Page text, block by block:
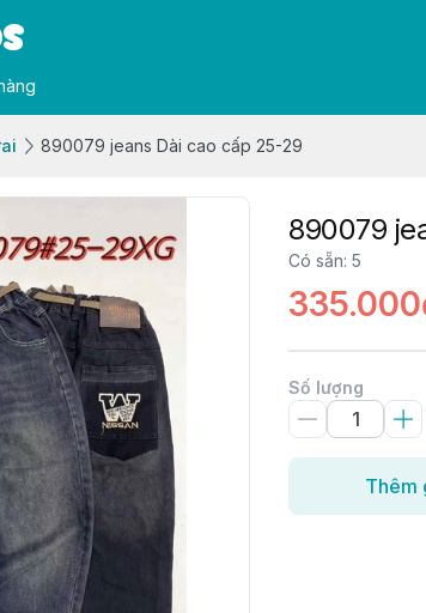
890079 jeans Dài cao cấp 25-29
890079
Có sẵn: 5
Số lượng
Thêm